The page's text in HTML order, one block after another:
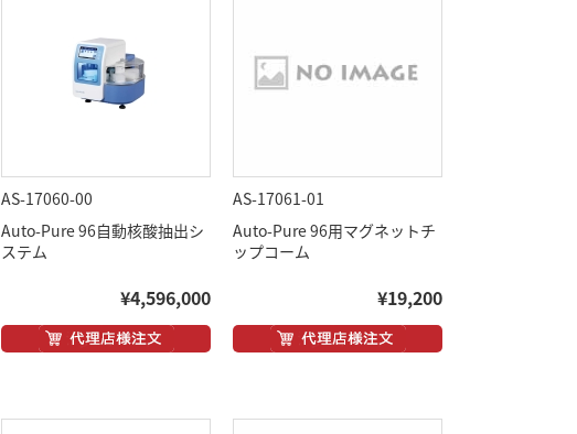
AS-17060-00
Auto-Pure 96自動核酸抽出シ
ステム
¥4,596,000
AS-17061-01
Auto-Pure 96用マグネットチ
ップコーム
¥19,200